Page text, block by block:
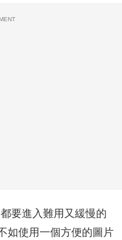
要進入難用又緩慢的
如使用一個方便的圖片